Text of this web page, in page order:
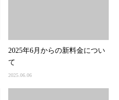
2025年6月からの新料金につい
て
2025.06.06